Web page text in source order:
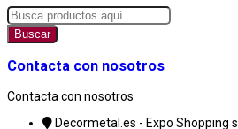
Buscar
Contacta con nosotros
Contacta con nosotros
Decormetal.es - Expo Shopping sl